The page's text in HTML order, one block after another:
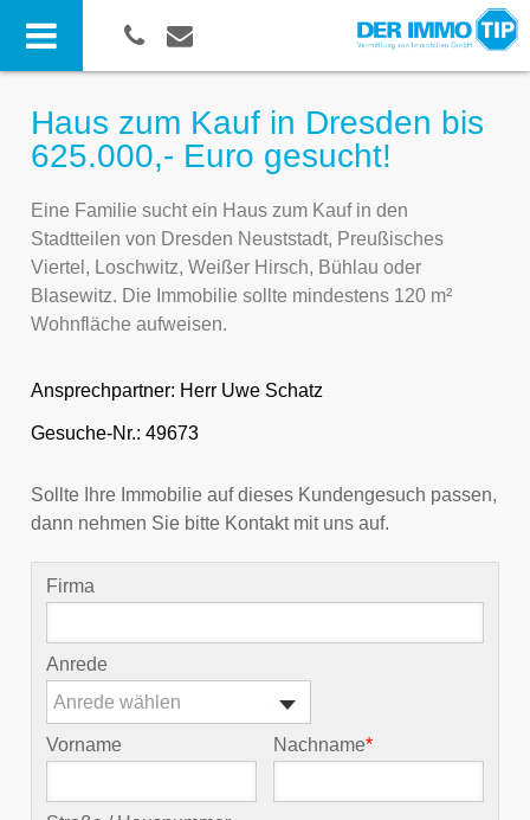
Haus zum Kauf in Dresden bis
625.000,- Euro gesucht!
Eine Familie sucht ein Haus zum Kauf in den
Stadtteilen von Dresden Neuststadt, Preußisches
Viertel, Loschwitz, Weißer Hirsch, Bühlau oder
Blasewitz. Die Immobilie sollte mindestens 120 m²
Wohnfläche aufweisen.
Ansprechpartner: Herr Uwe Schatz
Gesuche-Nr.: 49673
Sollte Ihre Immobilie auf dieses Kundengesuch passen,
dann nehmen Sie bitte Kontakt mit uns auf.
Firma
Anrede
Anrede wählen
Vorname Nachname*